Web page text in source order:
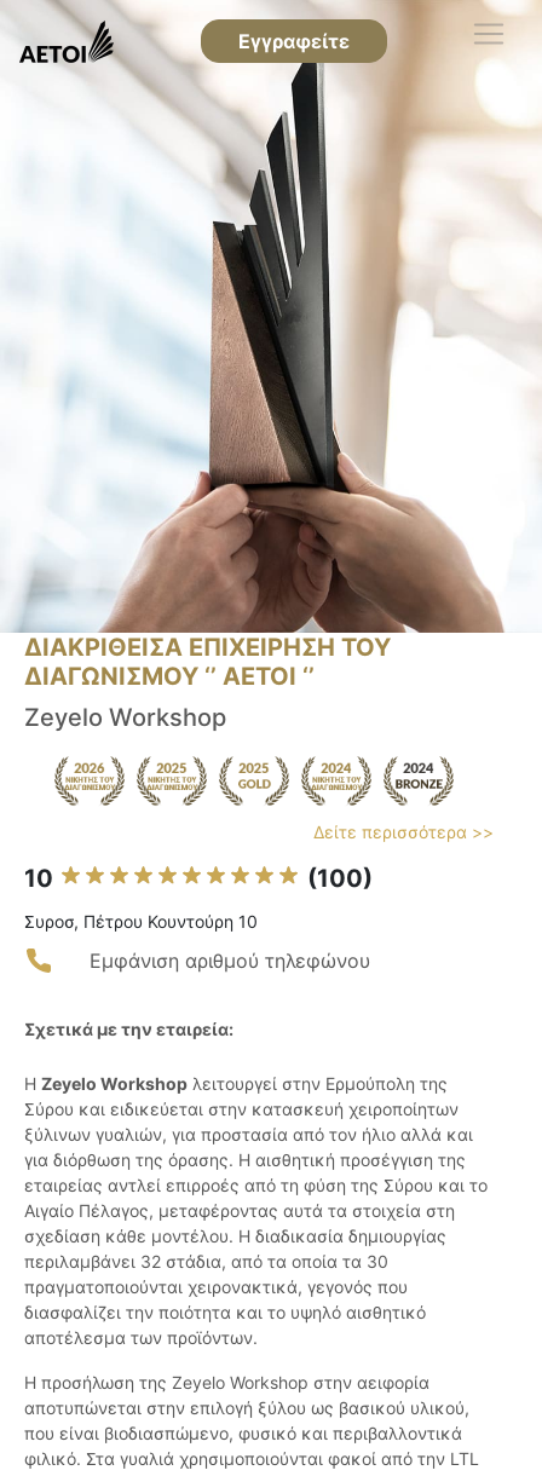
Εγγραφείτε
ΔΙΑΚΡΙΘΕΙΣΑ ΕΠΙΧΕΙΡΗΣΗ ΤΟΥ
ΔΙΑΓΩΝΙΣΜΟΥ ‘’ ΑΕΤΟΙ ‘’
Zeyelo Workshop
Δείτε περισσότερα >>
10 (100)
Συροσ, Πέτρου Κουντούρη 10
Εμφάνιση αριθμού τηλεφώνου
Σχετικά με την εταιρεία:
Η Zeyelo Workshop λειτουργεί στην Ερμούπολη της
Σύρου και ειδικεύεται στην κατασκευή χειροποίητων
ξύλινων γυαλιών, για προστασία από τον ήλιο αλλά και
για διόρθωση της όρασης. Η αισθητική προσέγγιση της
εταιρείας αντλεί επιρροές από τη φύση της Σύρου και το
Αιγαίο Πέλαγος, μεταφέροντας αυτά τα στοιχεία στη
σχεδίαση κάθε μοντέλου. Η διαδικασία δημιουργίας
περιλαμβάνει 32 στάδια, από τα οποία τα 30
πραγματοποιούνται χειρονακτικά, γεγονός που
διασφαλίζει την ποιότητα και το υψηλό αισθητικό
αποτέλεσμα των προϊόντων.
Η προσήλωση της Zeyelo Workshop στην αειφορία
αποτυπώνεται στην επιλογή ξύλου ως βασικού υλικού,
που είναι βιοδιασπώμενο, φυσικό και περιβαλλοντικά
φιλικό. Στα γυαλιά χρησιμοποιούνται φακοί από την LTL